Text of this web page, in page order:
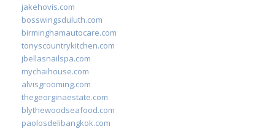
jakehovis.com
bosswingsduluth.com
birminghamautocare.com
tonyscountrykitchen.com
jbellasnailspa.com
mychaihouse.com
alvisgrooming.com
thegeorginaestate.com
blythewoodseafood.com
paolosdelibangkok.com